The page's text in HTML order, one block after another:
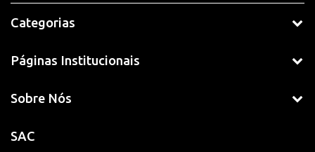
Categorias
Páginas Institucionais
Sobre Nós
SAC